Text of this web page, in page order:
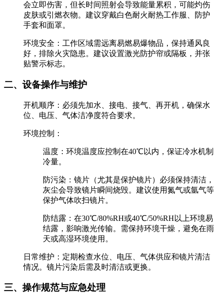
会立即伤害，但‌长时间照射会导致能量累积，可能灼伤
皮肤或引燃衣物‌。建议穿戴‌白色耐火耐热工作服、防护
手套和面罩‌。
‌环境安全‌：工作区域需‌远离易燃易爆物品‌，保持通风良
好，排除火灾隐患。建议设置‌激光防护帘或隔板‌，并张
贴警示标志。
二、设备操作与维护
‌开机顺序‌：必须‌先加水、接电、接气、再开机‌，确保水
位、电压、气体洁净度符合要求。
‌环境控制‌：
‌温度‌：环境温度应控制在‌40℃以内‌，保证冷水机制
冷量。
‌防污染‌：镜片（尤其是保护镜片）必须保持清洁，‌
灰尘会导致镜片瞬间烧毁‌。建议使用‌氮气或氩气等
保护气体‌吹扫镜片。
‌防结露‌：在‌30℃/80%RH‌或‌40℃/50%RH‌以上环境易
结露，影响激光传输。需保持环境干燥，避免在雨
天或高湿环境使用。
‌日常维护‌：定期检查水位、电压、气体供应和镜片清洁
情况。镜片污染后需及时清洁或更换。
三、操作规范与应急处理